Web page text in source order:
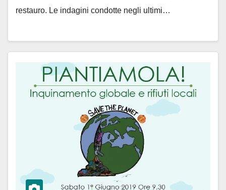
restauro. Le indagini condotte negli ultimi…